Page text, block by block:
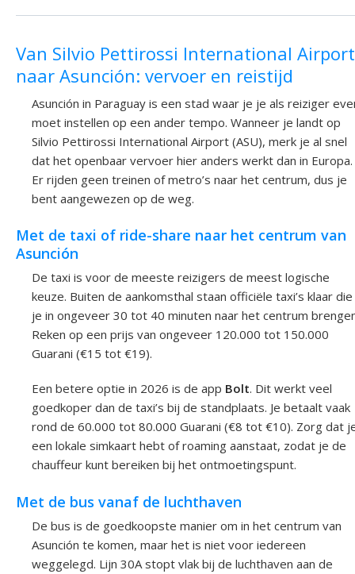
Van Silvio Pettirossi International Airport
naar Asunción: vervoer en reistijd
Asunción in Paraguay is een stad waar je je als reiziger
moet instellen op een ander tempo. Wanneer je landt op
Silvio Pettirossi International Airport (ASU), merk je al snel
dat het openbaar vervoer hier anders werkt dan in Europa.
Er rijden geen treinen of metro’s naar het centrum, dus je
bent aangewezen op de weg.
Met de taxi of ride-share naar het centrum van
Asunción
De taxi is voor de meeste reizigers de meest logische
keuze. Buiten de aankomsthal staan officiële taxi’s klaar die
je in ongeveer 30 tot 40 minuten naar het centrum
Reken op een prijs van ongeveer 120.000 tot 150.000
Guarani (€15 tot €19).
Een betere optie in 2026 is de app Bolt. Dit werkt veel
goedkoper dan de taxi’s bij de standplaats. Je betaalt vaak
rond de 60.000 tot 80.000 Guarani (€8 tot €10). Zorg dat
een lokale simkaart hebt of roaming aanstaat, zodat je de
chauffeur kunt bereiken bij het ontmoetingspunt.
Met de bus vanaf de luchthaven
De bus is de goedkoopste manier om in het centrum van
Asunción te komen, maar het is niet voor iedereen
weggelegd. Lijn 30A stopt vlak bij de luchthaven aan de